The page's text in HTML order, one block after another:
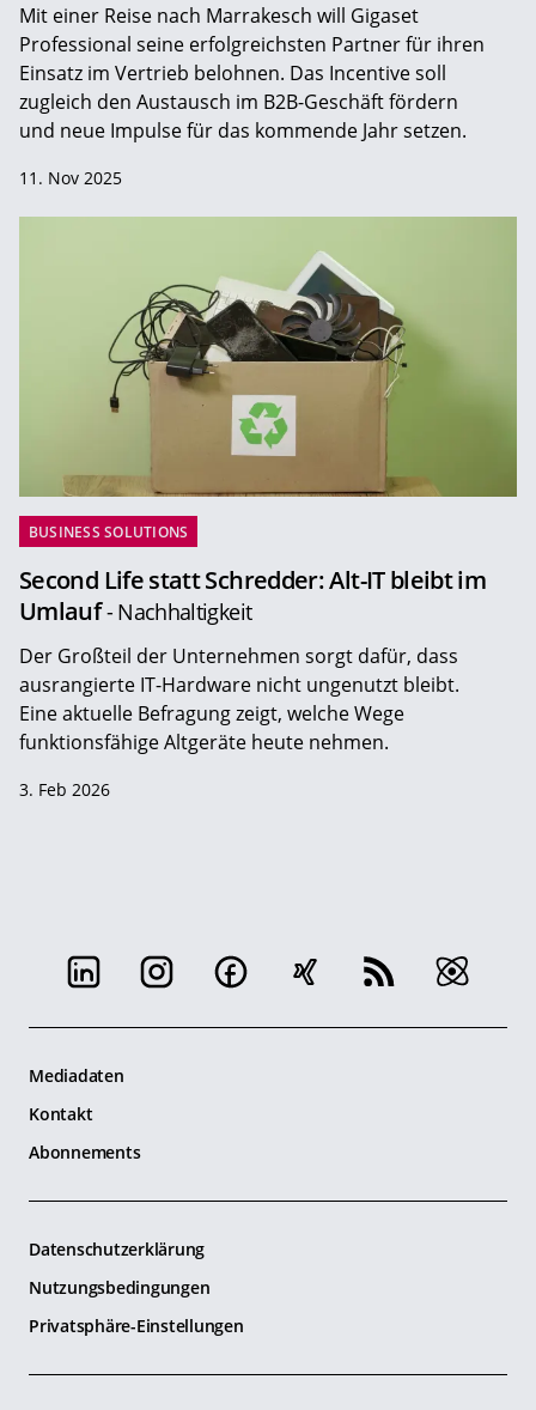
Mit einer Reise nach Marrakesch will Gigaset
Professional seine erfolgreichsten Partner für ihren
Einsatz im Vertrieb belohnen. Das Incentive soll
zugleich den Austausch im B2B-Geschäft fördern
und neue Impulse für das kommende Jahr setzen.
11. Nov 2025
BUSINESS SOLUTIONS
Second Life statt Schredder: Alt-IT bleibt im
Umlauf- Nachhaltigkeit
Der Großteil der Unternehmen sorgt dafür, dass
ausrangierte IT-Hardware nicht ungenutzt bleibt.
Eine aktuelle Befragung zeigt, welche Wege
funktionsfähige Altgeräte heute nehmen.
3. Feb 2026
Mediadaten
Kontakt
Abonnements
Datenschutzerklärung
Nutzungsbedingungen
Privatsphäre-Einstellungen